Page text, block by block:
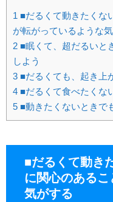
1 ■だるくて動きたくな
が転がっているような
2 ■眠くて、超だるいと
しよう
3 ■だるくても、起き上
4 ■だるくて食べたくな
5 ■動きたくないときで
■だるくて動き
に関心のある
気がする